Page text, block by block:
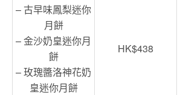
– 古早味鳳梨迷你
月餅
– 金沙奶皇迷你月
餅
– 玫瑰醬洛神花奶
皇迷你月餅
HK$438